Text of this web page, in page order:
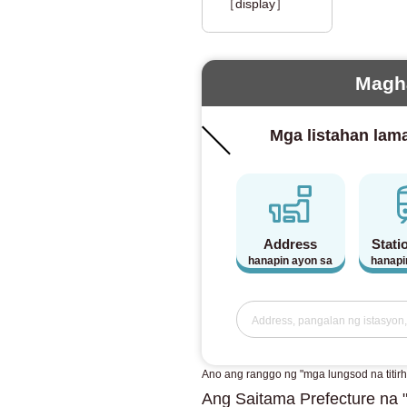
［display］
Mga listahan
Address
hanapin ayon sa
Ano ang ranggo ng "mga lungsod na
Ang Saitama Prefecture na